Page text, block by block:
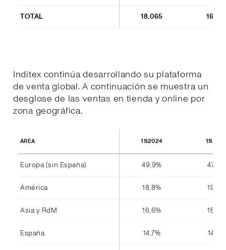
TOTAL 18.065
Inditex continúa desarrollando su plataforma
de venta global. A continuación se muestra un
desglose de las ventas en tienda y online por
zona geográfica.
ÁREA 1S2024
Europa (sin España) 49,9% 47,8%
América 18,8% 19,4%
Asia y RdM 16,6% 18,4%
España 14,7% 14,4%